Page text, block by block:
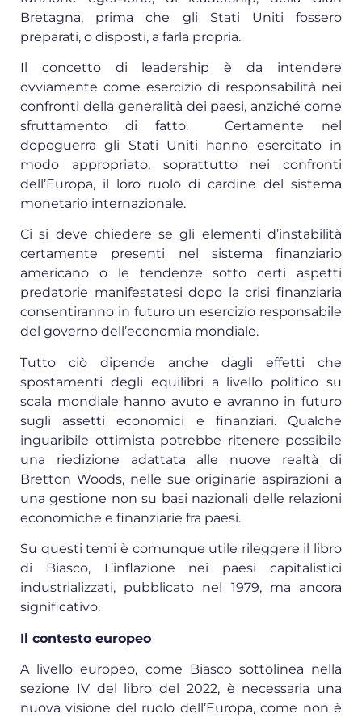
Bretagna, prima che gli Stati Uniti fossero
preparati, o disposti, a farla propria.
Il concetto di leadership è da intendere
ovviamente come esercizio di responsabilità nei
confronti della generalità dei paesi, anziché come
sfruttamento di fatto. Certamente nel
dopoguerra gli Stati Uniti hanno esercitato in
modo appropriato, soprattutto nei confronti
dell’Europa, il loro ruolo di cardine del sistema
monetario internazionale.
Ci si deve chiedere se gli elementi d’instabilità
certamente presenti nel sistema finanziario
americano o le tendenze sotto certi aspetti
predatorie manifestatesi dopo la crisi finanziaria
consentiranno in futuro un esercizio responsabile
del governo dell’economia mondiale.
Tutto ciò dipende anche dagli effetti che
spostamenti degli equilibri a livello politico su
scala mondiale hanno avuto e avranno in futuro
sugli assetti economici e finanziari. Qualche
inguaribile ottimista potrebbe ritenere possibile
una riedizione adattata alle nuove realtà di
Bretton Woods, nelle sue originarie aspirazioni a
una gestione non su basi nazionali delle relazioni
economiche e finanziarie fra paesi.
Su questi temi è comunque utile rileggere il libro
di Biasco, L’inflazione nei paesi capitalistici
industrializzati, pubblicato nel 1979, ma ancora
significativo.
Il contesto europeo
A livello europeo, come Biasco sottolinea nella
sezione IV del libro del 2022, è necessaria una
nuova visione del ruolo dell’Europa, come non è